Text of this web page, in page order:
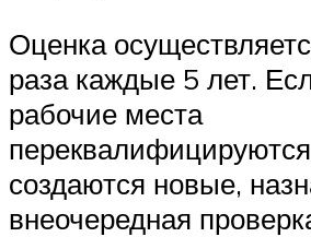
Оценка
раза каждые 5 лет.
рабочие места
создаются новые,
внеочередная